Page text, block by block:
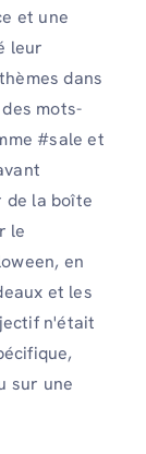
et une
leur
dans
mots-
#sale et
de la boîte
le
en
et les
n'était
sur une